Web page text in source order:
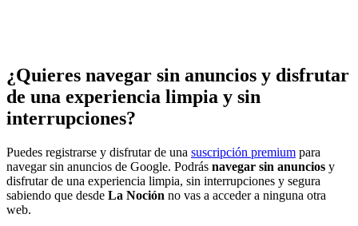
¿Quieres navegar sin anuncios y disfrutar
de una experiencia limpia y sin
interrupciones?
Puedes registrarse y disfrutar de una suscripción premium para
navegar sin anuncios de Google. Podrás navegar sin anuncios y
disfrutar de una experiencia limpia, sin interrupciones y segura
sabiendo que desde La Noción no vas a acceder a ninguna otra
web.